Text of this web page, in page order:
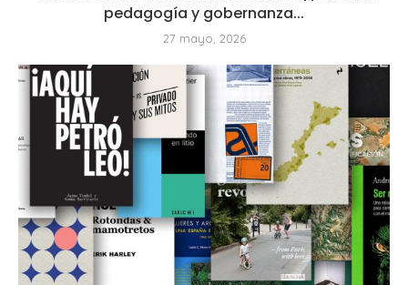
pedagogía y gobernanza...
27 mayo, 2026